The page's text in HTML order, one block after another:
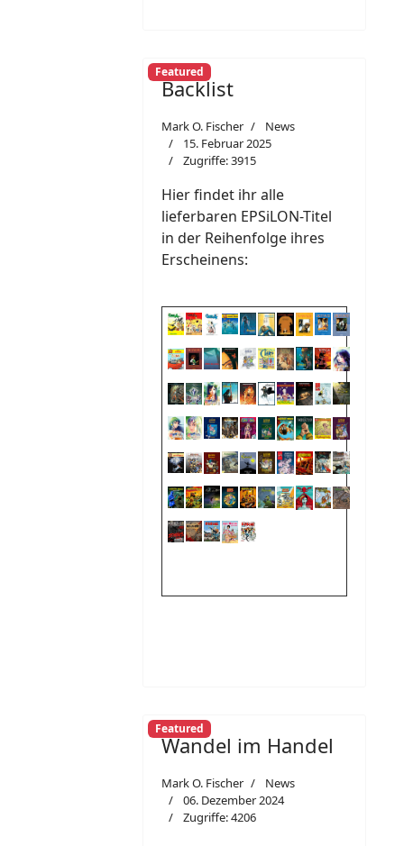
Featured
Backlist
Mark O. Fischer
News
15. Februar 2025
Zugriffe: 3915
Hier findet ihr alle
lieferbaren EPSiLON-Titel
in der Reihenfolge ihres
Erscheinens:
Featured
Wandel im Handel
Mark O. Fischer
News
06. Dezember 2024
Zugriffe: 4206